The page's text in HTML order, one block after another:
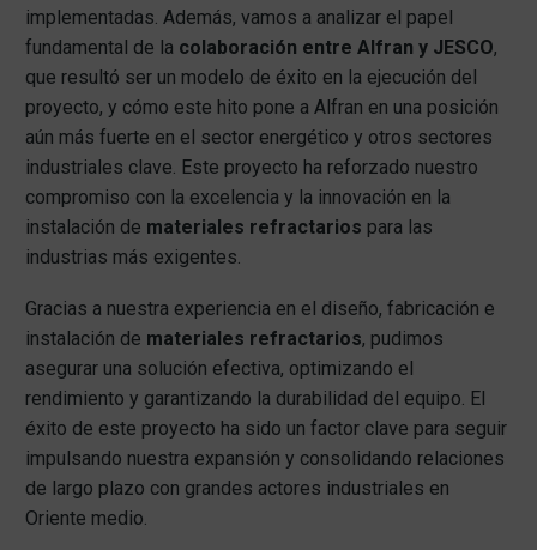
implementadas. Además, vamos a analizar el papel
fundamental de la colaboración entre Alfran y JESCO,
que resultó ser un modelo de éxito en la ejecución del
proyecto, y cómo este hito pone a Alfran en una posición
aún más fuerte en el sector energético y otros sectores
industriales clave. Este proyecto ha reforzado nuestro
compromiso con la excelencia y la innovación en la
instalación de materiales refractarios para las
industrias más exigentes.
Gracias a nuestra experiencia en el diseño, fabricación e
instalación de materiales refractarios, pudimos
asegurar una solución efectiva, optimizando el
rendimiento y garantizando la durabilidad del equipo. El
éxito de este proyecto ha sido un factor clave para seguir
impulsando nuestra expansión y consolidando relaciones
de largo plazo con grandes actores industriales en
Oriente medio.